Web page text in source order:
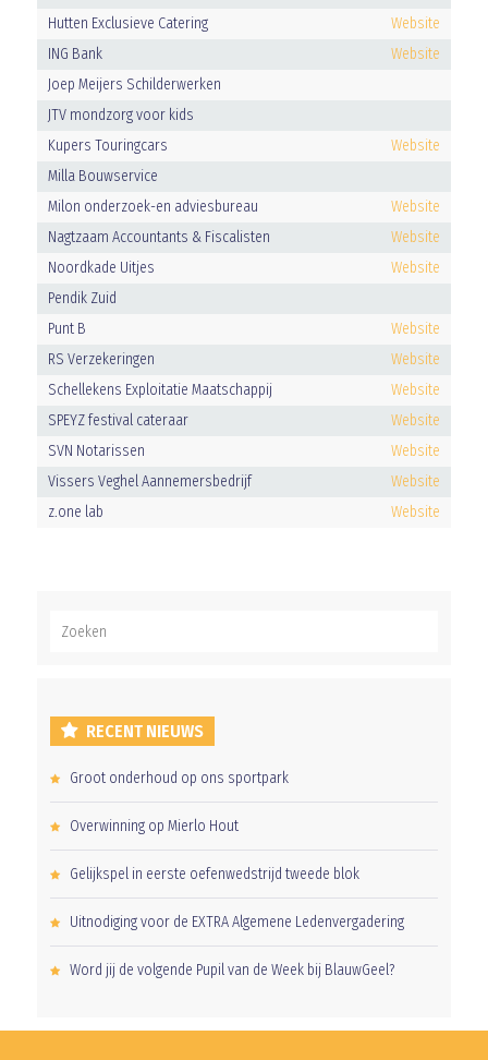
Hutten Exclusieve Catering
Website
ING Bank
Website
Joep Meijers Schilderwerken
JTV mondzorg voor kids
Kupers Touringcars
Website
Milla Bouwservice
Milon onderzoek-en adviesbureau
Website
Nagtzaam Accountants & Fiscalisten
Website
Noordkade Uitjes
Website
Pendik Zuid
Punt B
Website
RS Verzekeringen
Website
Schellekens Exploitatie Maatschappij
Website
SPEYZ festival cateraar
Website
SVN Notarissen
Website
Vissers Veghel Aannemersbedrijf
Website
z.one lab
Website
RECENT NIEUWS
Groot onderhoud op ons sportpark
Overwinning op Mierlo Hout
Gelijkspel in eerste oefenwedstrijd tweede blok
Uitnodiging voor de EXTRA Algemene Ledenvergadering
Word jij de volgende Pupil van de Week bij BlauwGeel?